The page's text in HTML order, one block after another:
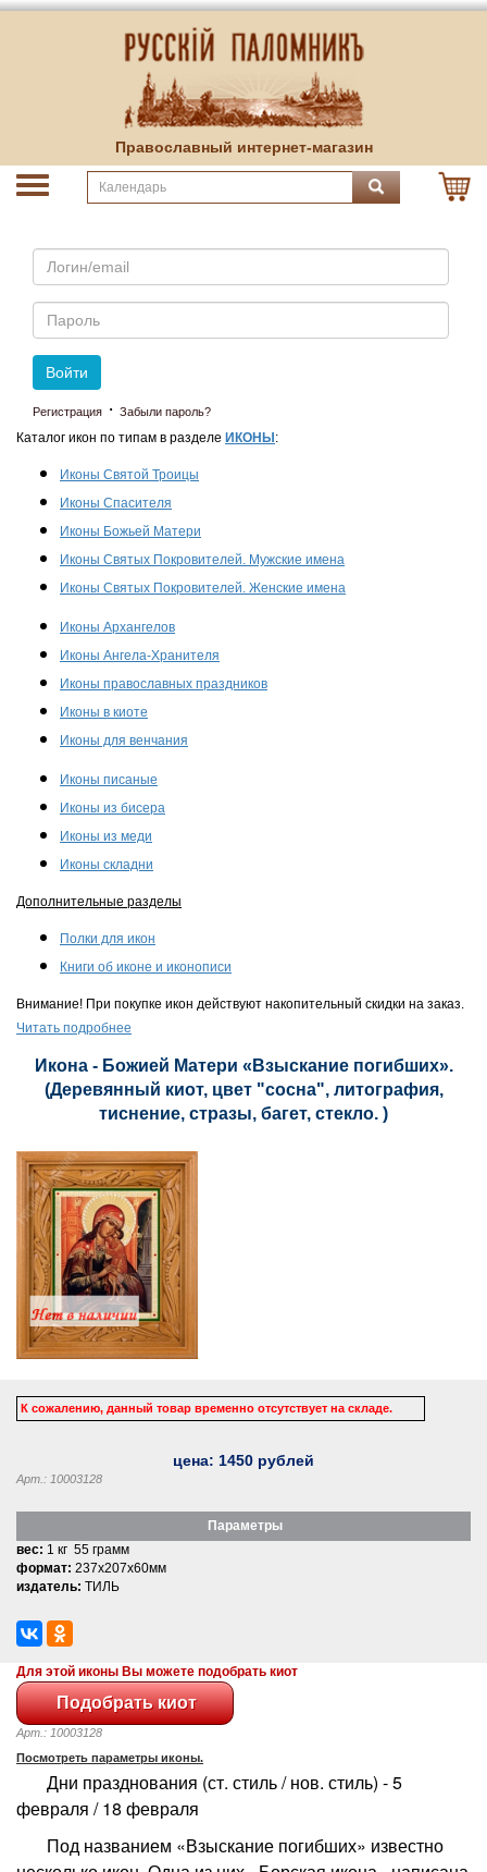
Православный интернет-магазин
Email
Пароль
Войти
Регистрация · Забыли пароль?
Каталог икон по типам в разделе ИКОНЫ :
Иконы Святой Троицы
Иконы Спасителя
Иконы Божьей Матери
Иконы Святых Покровителей. Мужские имена
Иконы Святых Покровителей. Женские имена
Иконы Архангелов
Иконы Ангела-Хранителя
Иконы православных праздников
Иконы в киоте
Иконы для венчания
Иконы писаные
Иконы из бисера
Иконы из меди
Иконы складни
Дополнительные разделы
Полки для икон
Книги об иконе и иконописи
Внимание! При покупке икон действуют накопительный скидки на заказ.
Читать подробнее
Икона - Божией Матери «Взыскание погибших».
(Деревянный киот, цвет "сосна", литография,
тиснение, стразы, багет, стекло. )
К сожалению, данный товар временно отсутствует на складе.
цена: 1450 рублей
Арт.: 10003128
Параметры
вес: 1 кг 55 грамм
формат: 237x207x60мм
издатель: ТИЛЬ
Для этой иконы Вы можете подобрать киот
Арт.: 10003128
Посмотреть параметры иконы.
Дни празднования (ст. стиль / нов. стиль) - 5
февраля / 18 февраля
Под названием «Взыскание погибших» известно